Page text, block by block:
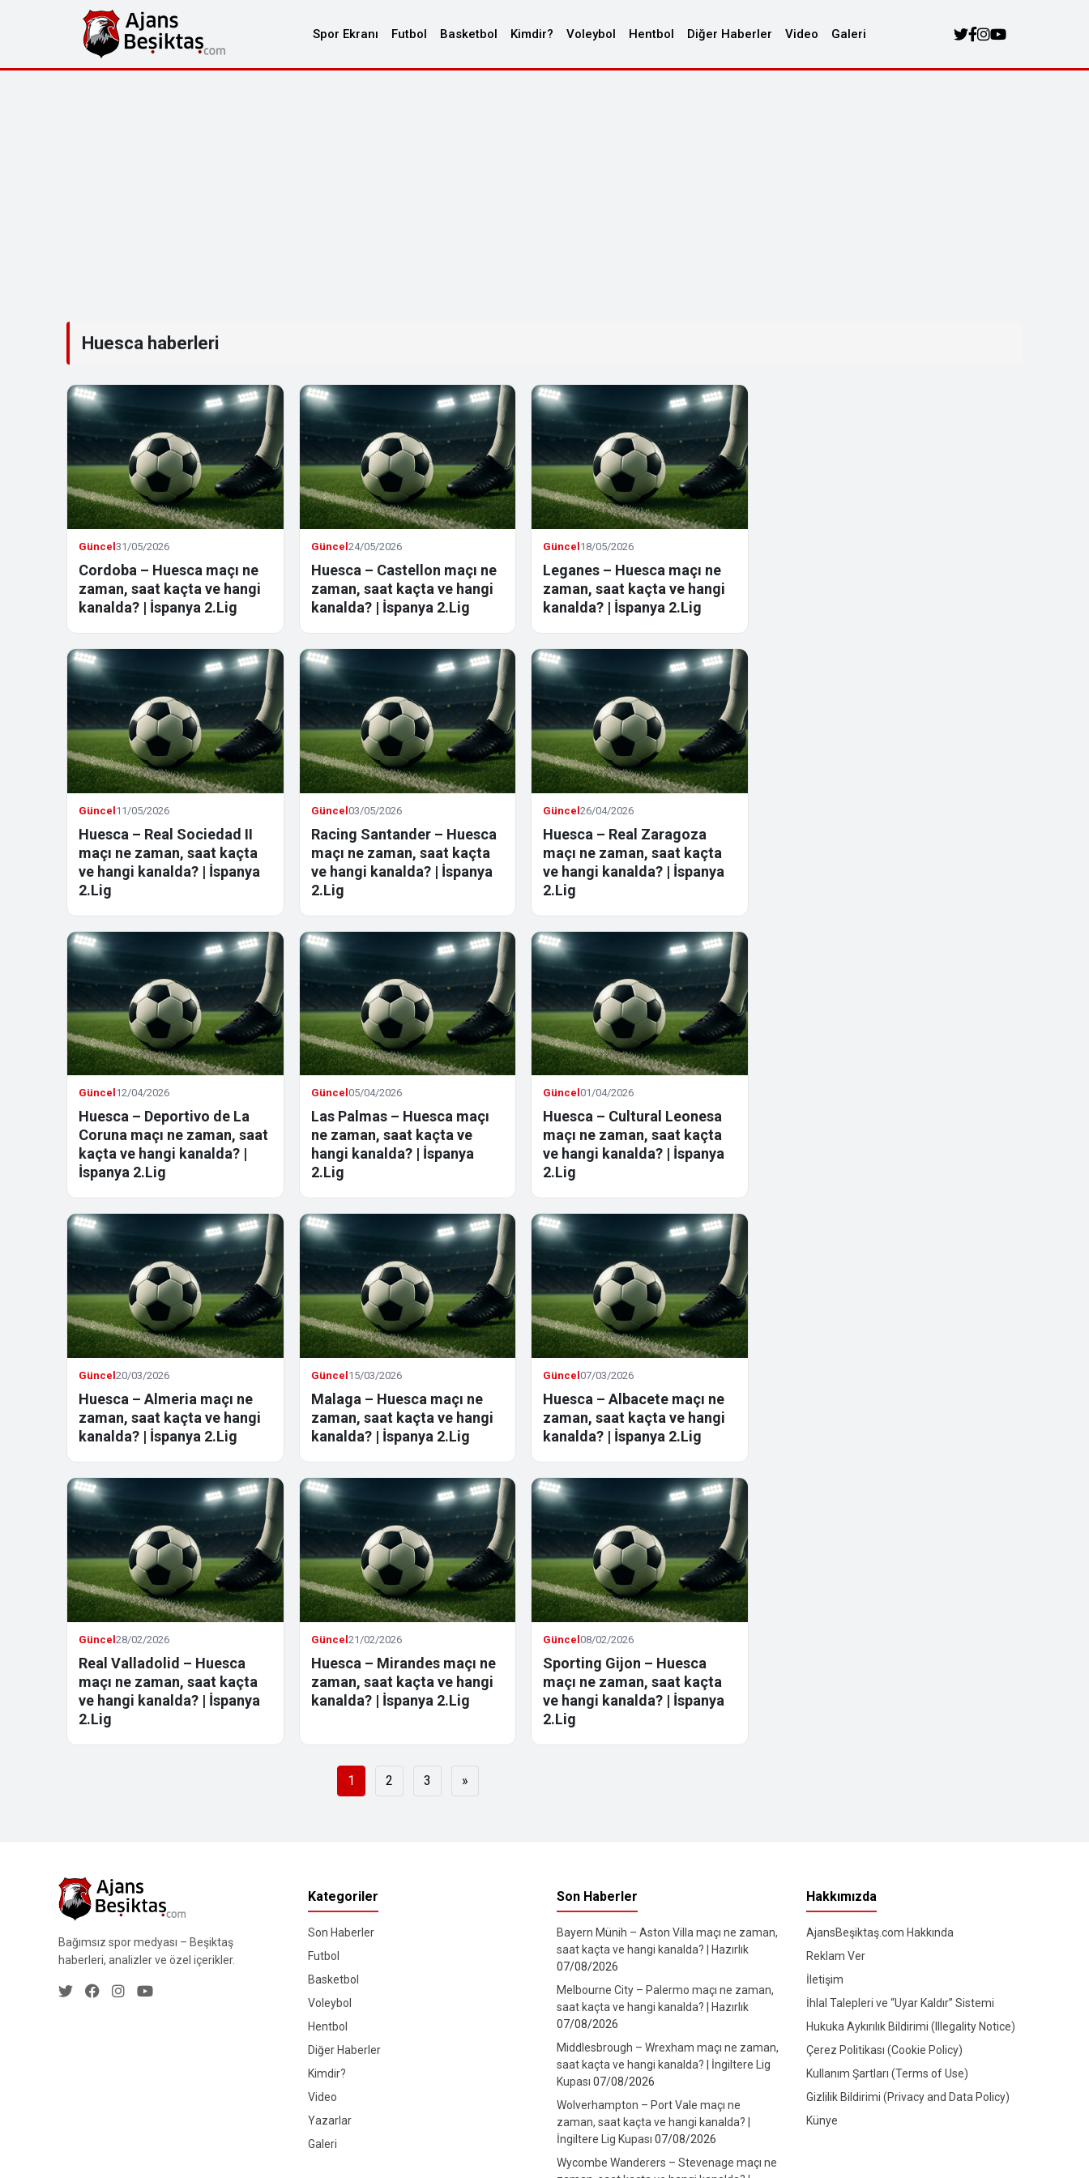
Spor Ekranı Futbol Basketbol Kimdir? Voleybol Hentbol Diğer Haberler Video Galeri
Huesca haberleri
Güncel 31/05/2026
Cordoba – Huesca maçı ne
zaman, saat kaçta ve hangi
kanalda? | İspanya 2.Lig
Güncel 24/05/2026
Huesca – Castellon maçı ne
zaman, saat kaçta ve hangi
kanalda? | İspanya 2.Lig
Güncel 18/05/2026
Leganes – Huesca maçı ne
zaman, saat kaçta ve hangi
kanalda? | İspanya 2.Lig
Güncel11/05/2026
Huesca – Real Sociedad II
maçı ne zaman, saat kaçta
ve hangi kanalda? | İspanya
2.Lig
Güncel03/05/2026
Racing Santander – Huesca
maçı ne zaman, saat kaçta
ve hangi kanalda? | İspanya
2.Lig
Güncel26/04/2026
Huesca – Real Zaragoza
maçı ne zaman, saat kaçta
ve hangi kanalda? | İspanya
2.Lig
Güncel 12/04/2026
Huesca – Deportivo de La
Coruna maçı ne zaman, saat
kaçta ve hangi kanalda? |
İspanya 2.Lig
Güncel 05/04/2026
Las Palmas – Huesca maçı
ne zaman, saat kaçta ve
hangi kanalda? | İspanya
2.Lig
Güncel01/04/2026
Huesca – Cultural Leonesa
maçı ne zaman, saat kaçta
ve hangi kanalda? | İspanya
2.Lig
Güncel 20/03/2026
Huesca – Almeria maçı ne
zaman, saat kaçta ve hangi
kanalda? | İspanya 2.Lig
Güncel 15/03/2026
Malaga – Huesca maçı ne
zaman, saat kaçta ve hangi
kanalda? | İspanya 2.Lig
Güncel07/03/2026
Huesca – Albacete maçı ne
zaman, saat kaçta ve hangi
kanalda? | İspanya 2.Lig
Güncel 28/02/2026
Real Valladolid – Huesca
maçı ne zaman, saat kaçta
ve hangi kanalda? | İspanya
2.Lig
Güncel 21/02/2026
Huesca – Mirandes maçı ne
zaman, saat kaçta ve hangi
kanalda? | İspanya 2.Lig
Güncel08/02/2026
Sporting Gijon – Huesca
maçı ne zaman, saat kaçta
ve hangi kanalda? | İspanya
2.Lig
1 2 3 »
Bağımsız spor medyası – Beşiktaş
haberleri, analizler ve özel içerikler.
Kategoriler
Son Haberler
Futbol
Basketbol
Voleybol
Hentbol
Diğer Haberler
Kimdir?
Video
Yazarlar
Galeri
Son Haberler
Bayern Münih – Aston Villa maçı ne zaman,
saat kaçta ve hangi kanalda? | Hazırlık
07/08/2026
Melbourne City – Palermo maçı ne zaman,
saat kaçta ve hangi kanalda? | Hazırlık
07/08/2026
Middlesbrough – Wrexham maçı ne zaman,
saat kaçta ve hangi kanalda? | İngiltere Lig
Kupası 07/08/2026
Wolverhampton – Port Vale maçı ne
zaman, saat kaçta ve hangi kanalda? |
İngiltere Lig Kupası 07/08/2026
Wycombe Wanderers – Stevenage maçı ne
Hakkımızda
AjansBeşiktaş.com Hakkında
Reklam Ver
İletişim
İhlal Talepleri ve “Uyar Kaldır” Sistemi
Hukuka Aykırılık Bildirimi (Illegality Notice)
Çerez Politikası (Cookie Policy)
Kullanım Şartları (Terms of Use)
Gizlilik Bildirimi (Privacy and Data Policy)
Künye